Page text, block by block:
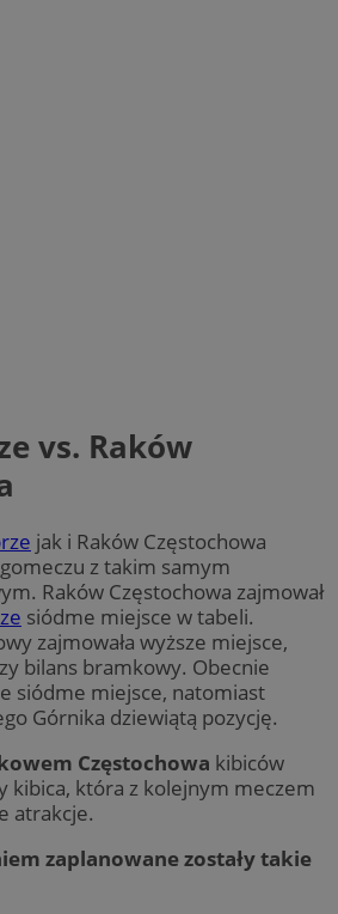
vs. Raków
jak i Raków Częstochowa
z takim samym
Raków Częstochowa zajmował
siódme miejsce w tabeli.
zajmowała wyższe miejsce,
bilans bramkowy. Obecnie
siódme miejsce, natomiast
Górnika dziewiątą pozycję.
Częstochowa kibiców
kibica, która z kolejnym meczem
atrakcje.
zaplanowane zostały takie